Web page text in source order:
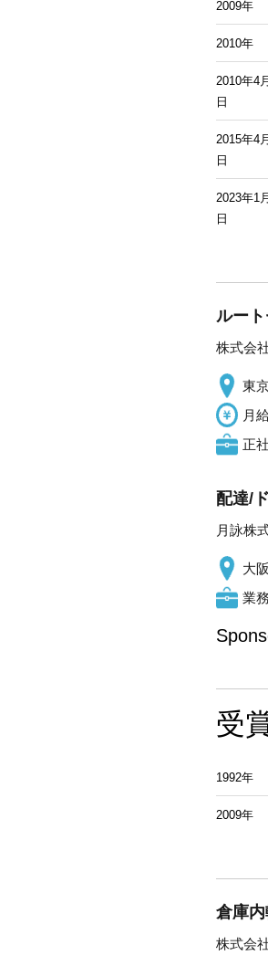
2009年
2010年
2010年4
日
2015年4
日
2023年1
日
ルー
株式会
東
月
正
配達/
月詠株
大
業
受
1992年
2009年
倉庫
株式会